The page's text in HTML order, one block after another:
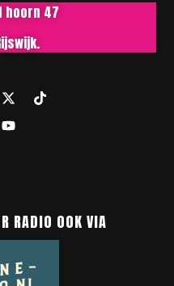
hoorn 47
RADIO OOK VIA